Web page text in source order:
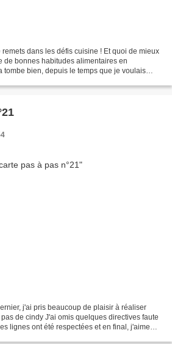
dans les défis cuisine ! Et quoi de mieux
de bonnes habitudes alimentaires en
tombe bien, depuis le temps que je voulais
j'ai pris beaucoup de plaisir à réaliser
de cindy J'ai omis quelques directives faute
lignes ont été respectées et en final, j'aime